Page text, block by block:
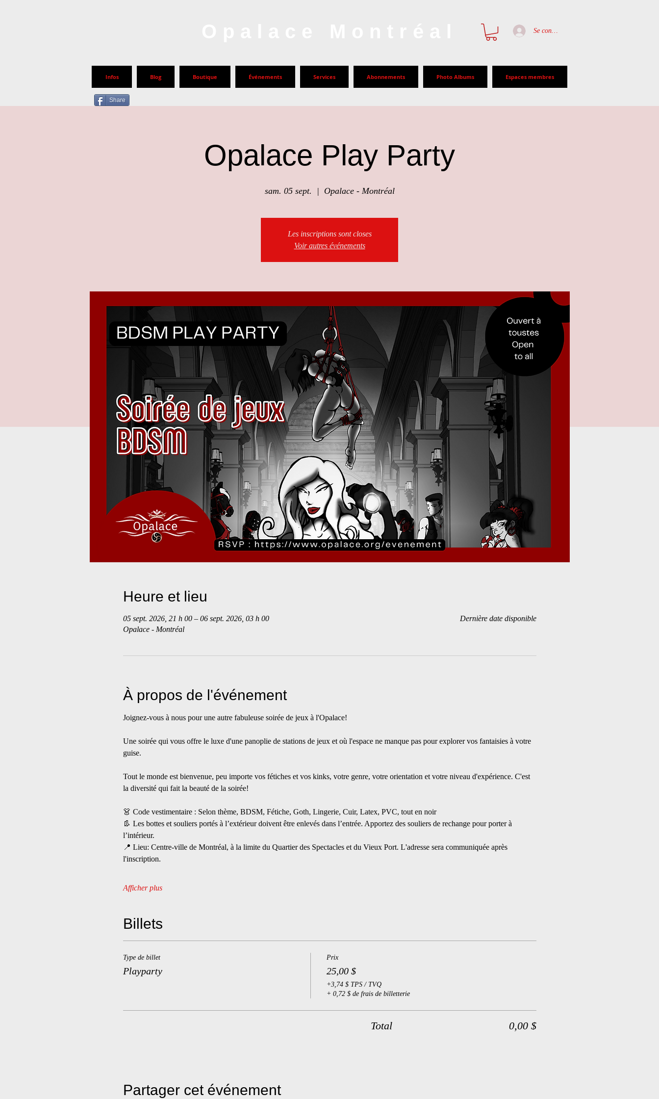
Se connecter
Infos Blog Boutique Événements Services Abonnements Photo Albums Espaces membres
Share
Opalace Play Party
sam. 05 sept.
  |
Opalace - Montréal
Les inscriptions sont closes
Voir autres événements
Heure et lieu
05 sept. 2026, 21 h 00 – 06 sept. 2026, 03 h 00
Opalace - Montréal
Dernière date disponible
À propos de l'événement
Joignez-vous à nous pour une autre fabuleuse soirée de jeux à l'Opalace!
Une soirée qui vous offre le luxe d'une panoplie de stations de jeux et où l'espace ne manque pas pour explorer vos fantaisies à votre
guise.
Tout le monde est bienvenue, peu importe vos fétiches et vos kinks, votre genre, votre orientation et votre niveau d'expérience. C'est
la diversité qui fait la beauté de la soirée!
👗 Code vestimentaire : Selon thème, BDSM, Fétiche, Goth, Lingerie, Cuir, Latex, PVC, tout en noir
👢 Les bottes et souliers portés à l’extérieur doivent être enlevés dans l’entrée. Apportez des souliers de rechange pour porter à
l’intérieur.
📍 Lieu: Centre-ville de Montréal, à la limite du Quartier des Spectacles et du Vieux Port. L'adresse sera communiquée après
l'inscription.
Afficher plus
Billets
Type de billet
Playparty
Prix
25,00 $
+3,74 $ TPS / TVQ
+ 0,72 $ de frais de billetterie
Total 0,00 $
Partager cet événement